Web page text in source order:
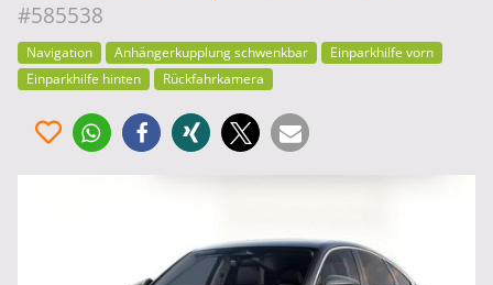
#585538
Navigation Anhängerkupplung schwenkbar
Einparkhilfe vorn
Einparkhilfe hinten
Rückfahrkamera